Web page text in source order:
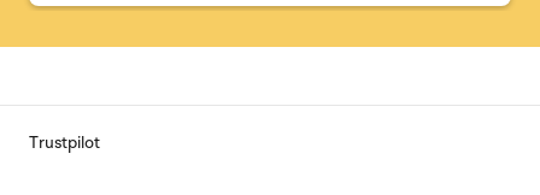
Trustpilot